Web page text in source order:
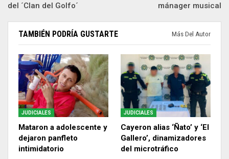
del ´Clan del Golfo´
mánager musical
TAMBIÉN PODRÍA GUSTARTE Más Del Autor
JUDICIALES
Mataron a adolescente y
dejaron panfleto
intimidatorio
JUDICIALES
Cayeron alias ‘Ñato’ y ‘El
Gallero’, dinamizadores
del microtráfico